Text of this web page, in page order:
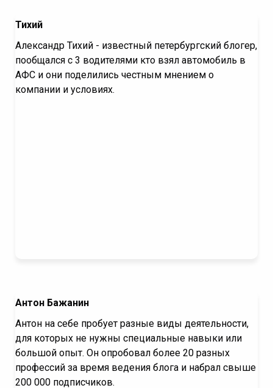
Тихий
Александр Тихий - известный петербургский блогер,
пообщался с 3 водителями кто взял автомобиль в
АФС и они поделились честным мнением о
компании и условиях.
Антон Бажанин
Антон на себе пробует разные виды деятельности,
для которых не нужны специальные навыки или
большой опыт. Он опробовал более 20 разных
профессий за время ведения блога и набрал свыше
200 000 подписчиков.